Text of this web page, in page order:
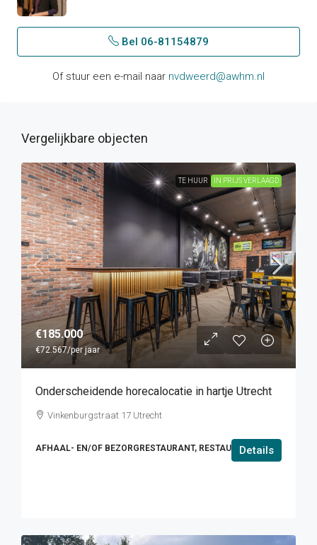
Bel 06-81154879
Of stuur een e-mail naar nvdweerd@awhm.nl
Vergelijkbare objecten
TE HUUR IN PRIJS VERLAAGD
€185.000
€72.567/per jaar
Onderscheidende horecalocatie in hartje Utrecht
Vinkenburgstraat 17 Utrecht
AFHAAL- EN/OF BEZORGRESTAURANT, RESTAURANTDetails